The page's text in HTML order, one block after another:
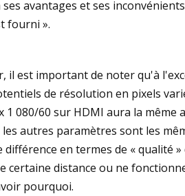
ses avantages et ses
fourni ».
il est important de noter qu'à
de résolution en pixels
1 080/60 sur HDMI aura la
autres paramètres sont les
en termes de « qualité
certaine distance ou ne
pourquoi.